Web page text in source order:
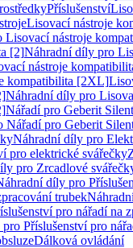
Příslušenství
Lisovací nástroje
Lisovací nástroje
[2]Náhradní díly pro
nástroje
kompatibilita [2XL]
Náhradní díly pro
Nářadí pro Geberit
Nářadí pro Geberit
Náhradní díly pro
pro elektrické svářečky
pro Zrcadlové
díly pro
trubek
pro nářadí na
Příslušenství pro
Dálková ovládání